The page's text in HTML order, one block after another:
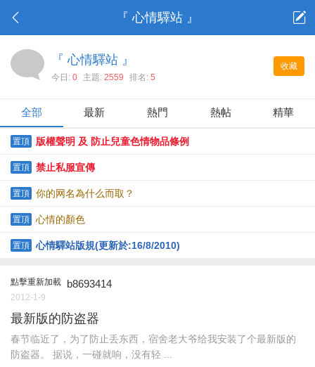
『 心情驛站 』
收藏
『 心情驛站 』
今日: 0 主題: 2559 排名: 5
全部 最新 熱門 熱帖 精華
置頂 版權聲明 及 防止兒童色情物品條例
置頂 禁止私服宣傳
置頂 你的网名為什么而取？
置頂 心情的顏色
置頂 心情驛站版規(更新於:16/8/2010)
點擊重新加載 b8693414
2012-1-9
最新版的防盗器
春节临近了，为了防止丢东西，宿舍老大爷给我安装了个最新版的
防盗器。 据说，一碰就响，没有轻 ...